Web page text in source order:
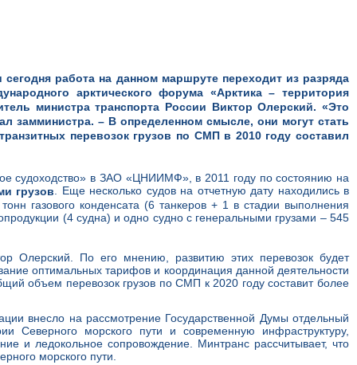
работа на данном маршруте переходит из разряда
арктического форума «Арктика – территория
министра транспорта России Виктор Олерский. «Это
замминистра. – В определенном смысле, они могут стать
перевозок грузов по СМП в 2010 году составил
судоходство» в ЗАО «ЦНИИМФ», в 2011 году по состоянию на
грузов . Еще несколько судов на отчетную дату находились в
газового конденсата (6 танкеров + 1 в стадии выполнения
(4 судна) и одно судно с генеральными грузами – 545
Олерский. По его мнению, развитию этих перевозок будет
оптимальных тарифов и координация данной деятельности
объем перевозок грузов по СМП к 2020 году составит более
внесло на рассмотрение Государственной Думы отдельный
Северного морского пути и современную инфраструктуру,
и ледокольное сопровождение. Минтранс рассчитывает, что
морского пути.